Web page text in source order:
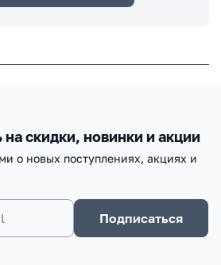
скидки, новинки и акции
о новых поступлениях, акциях и
Подписаться